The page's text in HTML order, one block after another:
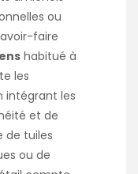
ou
faire
habitué à
les
intégrant les
et de
de tuiles
ou de